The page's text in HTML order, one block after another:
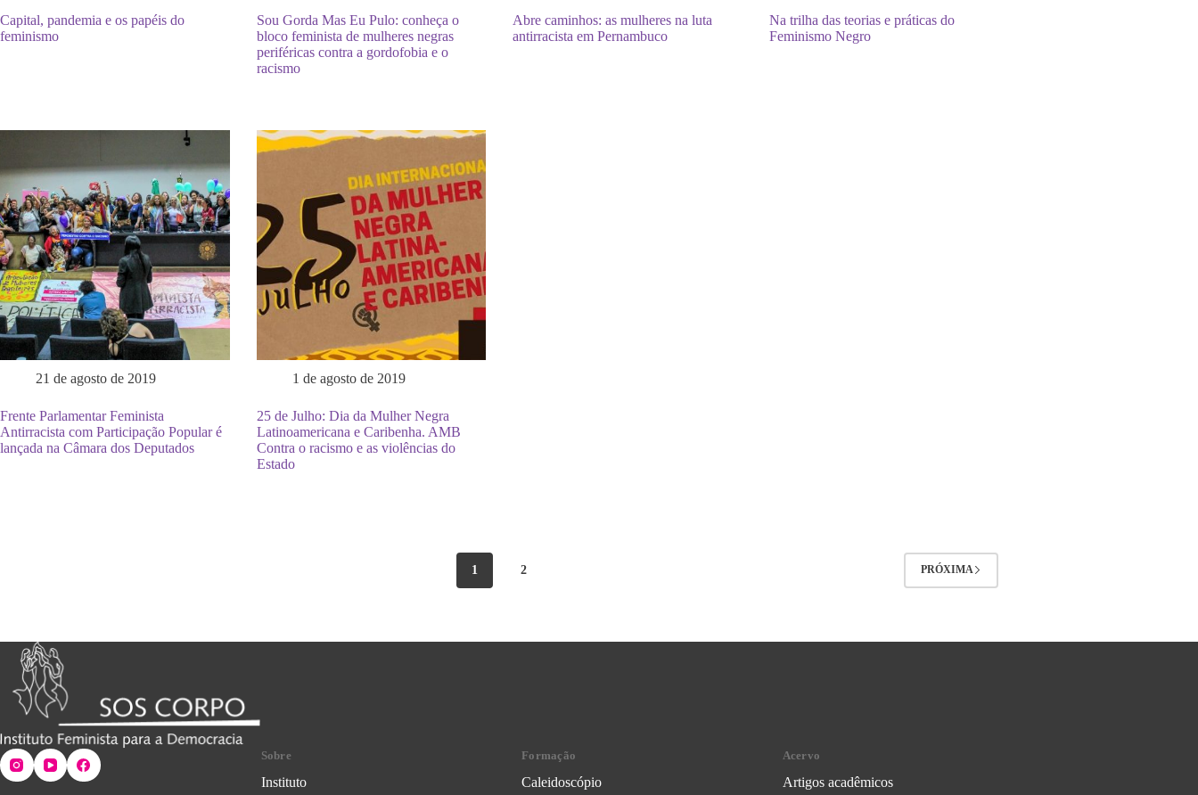
Capital, pandemia e os papéis do
feminismo
Sou Gorda Mas Eu Pulo: conheça o
bloco feminista de mulheres negras
periféricas contra a gordofobia e o
racismo
Abre caminhos: as mulheres na luta
antirracista em Pernambuco
Na trilha das teorias e práticas do
Feminismo Negro
21 de agosto de 2019
Frente Parlamentar Feminista
Antirracista com Participação Popular é
lançada na Câmara dos Deputados
1 de agosto de 2019
25 de Julho: Dia da Mulher Negra
Latinoamericana e Caribenha. AMB
Contra o racismo e as violências do
Estado
1 2 PRÓXIMA
Sobre
Instituto
Formação
Caleidoscópio
Acervo
Artigos acadêmicos